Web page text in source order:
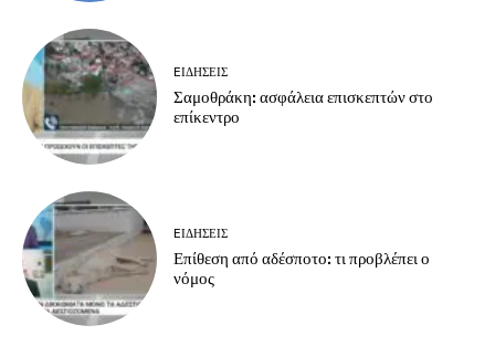
EΙΔΗΣΕΙΣ
Σαμοθράκη: ασφάλεια επισκεπτών στο
επίκεντρο
EΙΔΗΣΕΙΣ
Επίθεση από αδέσποτο: τι προβλέπει ο
νόμος